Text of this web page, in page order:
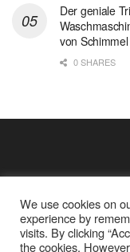
Der geniale
von Schimmel
0 SHARES
Cookie Policy
We use cookies on
experience by
visits. By clicking
the cookies.